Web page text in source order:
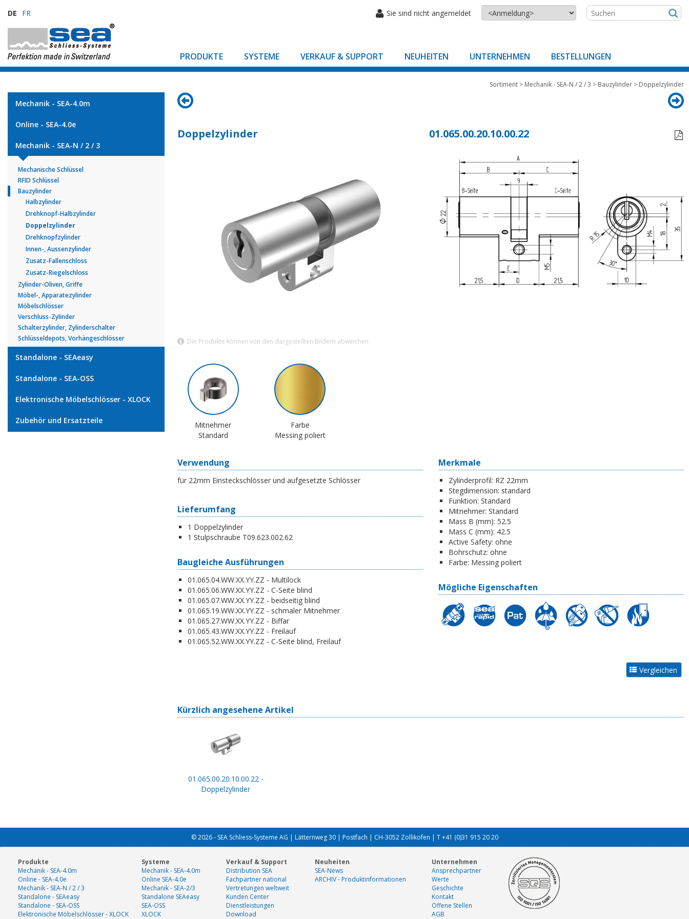
DE FR Sie sind nicht angemeldet
PRODUKTE SYSTEME VERKAUF & SUPPORT NEUHEITEN UNTERNEHMEN BESTELLUNGEN
Mechanik - SEA-4.0m
Online - SEA-4.0e
Mechanik - SEA-N / 2 / 3
Mechanische Schlüssel
RFID Schlüssel
Bauzylinder
Halbzylinder
Drehknopf-Halbzylinder
Doppelzylinder
Drehknopfzylinder
Innen-, Aussenzylinder
Zusatz-Fallenschloss
Zusatz-Riegelschloss
Zylinder-Oliven, Griffe
Möbel-, Apparatezylinder
Möbelschlösser
Verschluss-Zylinder
Schalterzylinder, Zylinderschalter
Schlüsseldepots, Vorhängeschlösser
Standalone - SEAeasy
Standalone - SEA-OSS
Elektronische Möbelschlösser - XLOCK
Zubehör und Ersatzteile
Sortiment > Mechanik - SEA-N / 2 / 3 > Bauzylinder > Doppelzylinder
Doppelzylinder 01.065.00.20.10.00.22 
Die Produkte können von den dargestellten Bildern abweichen
Mitnehmer
Standard
Farbe
Messing poliert
Verwendung
für 22mm Einsteckschlösser und aufgesetzte Schlösser
Lieferumfang
1 Doppelzylinder
1 Stulpschraube T09.623.002.62
Baugleiche Ausführungen
01.065.04.WW.XX.YY.ZZ - Multilock
01.065.06.WW.XX.YY.ZZ - C-Seite blind
01.065.07.WW.XX.YY.ZZ - beidseitig blind
01.065.19.WW.XX.YY.ZZ - schmaler Mitnehmer
01.065.27.WW.XX.YY.ZZ - Biffar
01.065.43.WW.XX.YY.ZZ - Freilauf
01.065.52.WW.XX.YY.ZZ - C-Seite blind, Freilauf
Merkmale
Zylinderprofil: RZ 22mm
Stegdimension: standard
Funktion: Standard
Mitnehmer: Standard
Mass B (mm): 52.5
Mass C (mm): 42.5
Active Safety: ohne
Bohrschutz: ohne
Farbe: Messing poliert
Mögliche Eigenschaften
Kürzlich angesehene Artikel
01.065.00.20.10.00.22 -
Doppelzylinder
© 2026 - SEA Schliess-Systeme AG | Lätternweg 30 | Postfach | CH-3052 Zollikofen | T +41 (0)31 915 20 20
Produkte
Mechanik - SEA-4.0m
Online - SEA-4.0e
Mechanik - SEA-N / 2 / 3
Standalone - SEAeasy
Standalone - SEA-OSS
Elektronische Möbelschlösser - XLOCK
Systeme
Mechanik - SEA-4.0m
Online SEA-4.0e
Mechanik - SEA-2/3
Standalone SEAeasy
SEA-OSS
XLOCK
Verkauf & Support
Distribution SEA
Fachpartner national
Vertretungen weltweit
Kunden Center
Dienstleistungen
Download
Neuheiten
SEA-News
ARCHIV - Produktinformationen
Unternehmen
Ansprechpartner
Werte
Geschichte
Kontakt
Offene Stellen
AGB